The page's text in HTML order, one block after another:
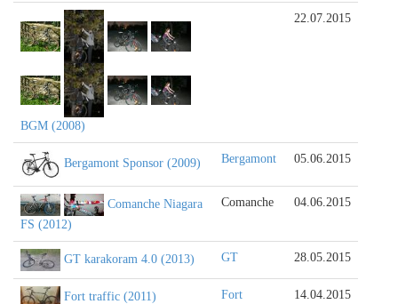
BGM (2008)
22.07.2015
Bergamont Sponsor (2009) Bergamont 05.06.2015
Comanche Niagara
FS (2012)
Comanche 04.06.2015
GT karakoram 4.0 (2013) GT 28.05.2015
Fort traffic (2011) Fort 14.04.2015